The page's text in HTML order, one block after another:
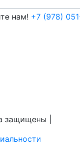
нам! +7 (978)
защищены